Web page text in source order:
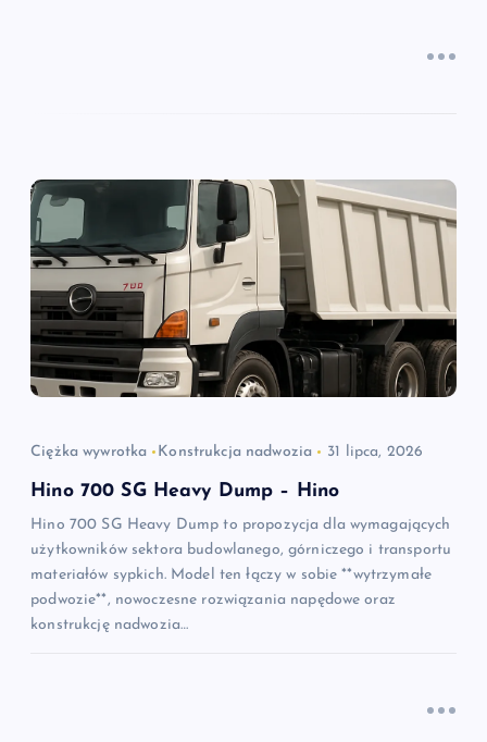
Ciężka wywrotka Konstrukcja nadwozia 31 lipca, 2026
Hino 700 SG Heavy Dump – Hino
Hino 700 SG Heavy Dump to propozycja dla wymagających
użytkowników sektora budowlanego, górniczego i transportu
materiałów sypkich. Model ten łączy w sobie **wytrzymałe
podwozie**, nowoczesne rozwiązania napędowe oraz
konstrukcję nadwozia…